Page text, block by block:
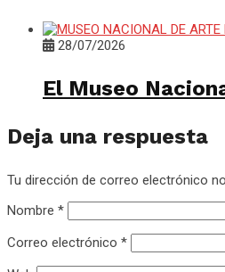
28/07/2026
El Museo
Deja una respuesta
Tu dirección de correo electrónico
Nombre *
Correo electrónico *